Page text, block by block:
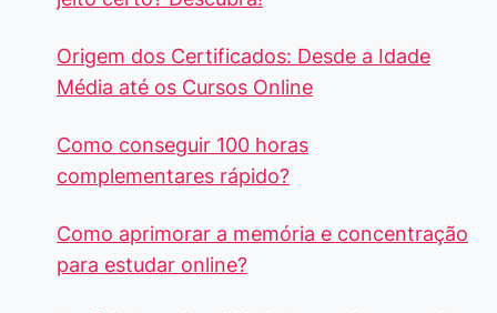
Origem dos Certificados: Desde a Idade
Média até os Cursos Online
Como conseguir 100 horas
complementares rápido?
Como aprimorar a memória e concentração
para estudar online?